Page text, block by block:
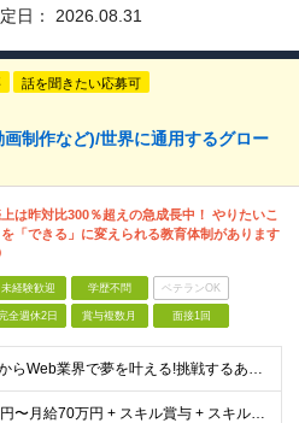
日： 2026.08.31
話を聞きたい応募可
制作など)/世界に通用するグロー
は昨対比300％超えの急成長中！ やりたいこ
を「できる」に変えられる教育体制があります
未経験歓迎 学歴不問 ベテランOK
全週休2日 賞与複数月 面接1回
＼未経験からWeb業界で夢を叶える!挑戦するあなたを全力サポート/ ★学歴・経験不問! ★未経験・クリエイティブ系スクール卒業生・第二新卒歓迎! ★社会人未経験OK! ★将来の幹部候補採用 『PC
月給30万円〜月給70万円 + スキル賞与 + スキルインセンティブ ※研修期間は有期雇用契約社員 ※プロジェクトによって異なる ※上記には(固定残業代¥44,369/30時間)を含む ※エリアによ